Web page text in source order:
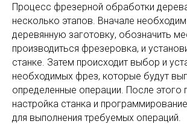
Процесс фрезерной обработки
несколько этапов. Вначале
деревянную заготовку, обозначить
производиться фрезеровка, и
станке. Затем происходит выбор и
необходимых фрез, которые будут
определенные операции. После этого
настройка станка и
для выполнения требуемых операций.